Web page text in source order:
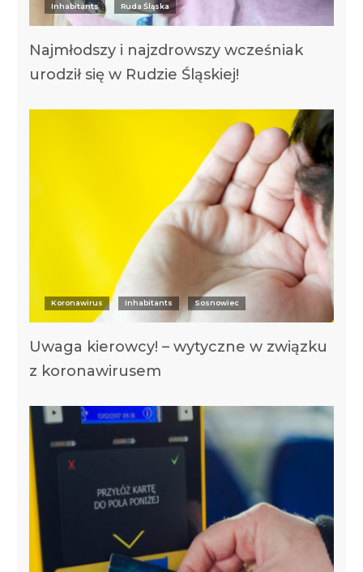
Inhabitants Ruda Śląska
Najmłodszy i najzdrowszy wcześniak
urodził się w Rudzie Śląskiej!
Koronawirus Inhabitants Sosnowiec
Uwaga kierowcy! – wytyczne w związku
z koronawirusem